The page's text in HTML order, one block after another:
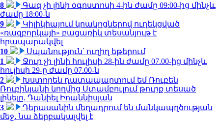
8
Գազ չի լինի օգոստոսի 4-ին ժամը 09:00-ից մինչև
ժամը 18:00-ն
9
Կիլիկիայում կրակոցներով ուղեկցված
«ռազբորկայի» բացառիկ տեսանյութ է
հրապարակվել
10
Սպանություն՝ ուղիղ եթերում
1
Ջուր չի լինի հուլիսի 28-ին ժամը 07.00-ից մինչև
հուլիսի 29-ը ժամը 07.00-ն
2
Խստորեն դատապարտում եմ Ռուբեն
Ռուբինյանի կողմից Ստամբուլում թուրք տեսած
լինելը. Դանիել Իոաննիսյան
3
Դերասանին մեղադրում են մանկապղծության
մեջ․ նա ձերբակալվել է